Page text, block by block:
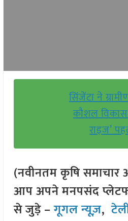
सिंजेंटा ने
कौशल
राइज’
(नवीनतम कृषि
आप अपने मनपसंद
से जुड़े –गूगल न्यूज़,